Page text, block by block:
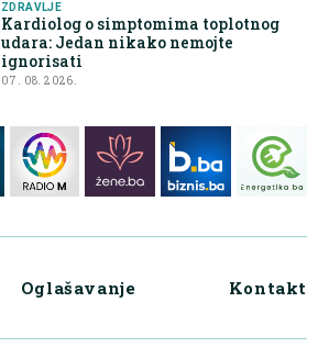
ZDRAVLJE
Kardiolog o simptomima toplotnog
udara: Jedan nikako nemojte
ignorisati
07. 08. 2026.
Oglašavanje Kontakt